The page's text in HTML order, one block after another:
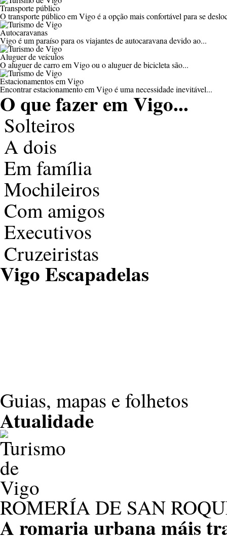
Transporte público
O transporte público em Vigo é a opção mais confortável para se
Autocaravanas
Vigo é um paraíso para os viajantes de autocaravana devido ao...
Aluguer de veículos
O aluguer de carro em Vigo ou o aluguer de bicicleta são...
Estacionamentos em Vigo
Encontrar estacionamento em Vigo é uma necessidade inevitável...
O que fazer emVigo...
Solteiros
A dois
Em família
Mochileiros
Com amigos
Executivos
Cruzeiristas
VigoEscapadelas
Guias, mapas e folhetos
Atualidade
ROMERÍA DE SAN
A romaria urbana máis